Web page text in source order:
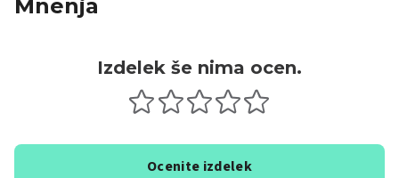
Mnenja
Izdelek še nima ocen.
Ocenite izdelek